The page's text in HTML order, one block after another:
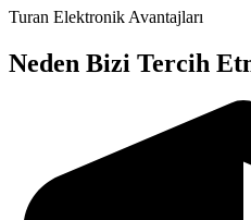
Turan Elektronik Avantajları
Neden Bizi Tercih